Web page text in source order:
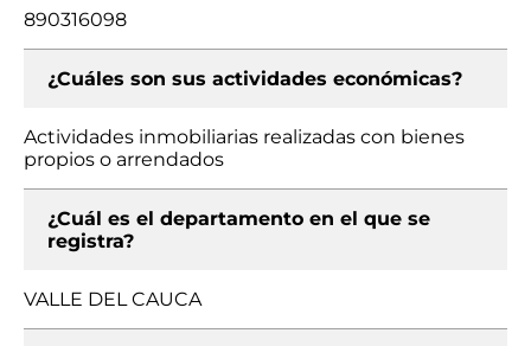
890316098
¿Cuáles son sus actividades económicas?
Actividades inmobiliarias realizadas con bienes
propios o arrendados
¿Cuál es el departamento en el que se
registra?
VALLE DEL CAUCA